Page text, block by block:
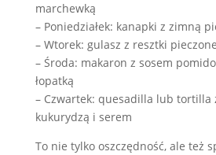
marchewką
– Poniedziałek: kanapki z zimną
– Wtorek: gulasz z resztki
– Środa: makaron z sosem
łopatką
– Czwartek: quesadilla lub tortilla
kukurydzą i serem
To nie tylko oszczędność, ale też